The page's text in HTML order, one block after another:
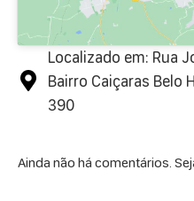
Localizado em: Rua
Bairro Caiçaras Belo
390
Ainda não há comentários.